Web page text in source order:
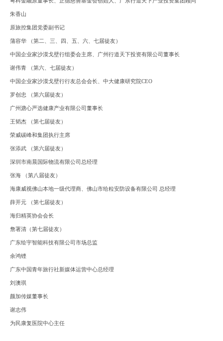
朱香山
原旅控集团党委副书记
蒲容华 （第二、三、四、五、六、七届徒友）
中国企业家沙漠戈壁行组委会主席、广州行道天下投资有限公司董事长
谢伟青 （第六、七届徒友）
中国企业家沙漠戈壁行行友总会会长、中大健康研究院CEO
罗创忠 （第六届徒友）
广州溏心严选健康产业有限公司董事长
王韬杰 （第七届徒友）
荣威碳峰和集团执行主席
张添武 （第六届徒友）
深圳市南晨国际物流有限公司总经理
张海 （第八届徒友）
海康威视佛山本地一级代理商、佛山市给粒安防设备有限公司 总经理
薛开元 （第七届徒友）
海归精英协会会长
詹署清（第七届徒友）
广东绘宇智能科技有限公司市场总监
余鸿铿
广东中国青年旅行社新媒体运营中心总经理
刘澳琪
颜加传媒董事长
谢志伟
为民康复医院中心主任